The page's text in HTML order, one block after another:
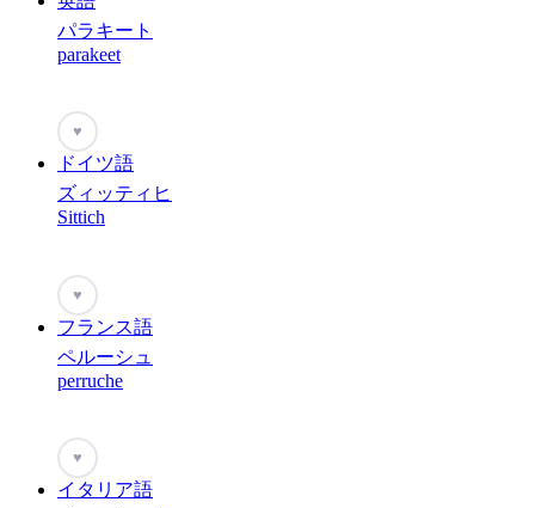
パラキート
parakeet
♥
ドイツ語
ズィッティヒ
Sittich
♥
フランス語
ペルーシュ
perruche
♥
イタリア語